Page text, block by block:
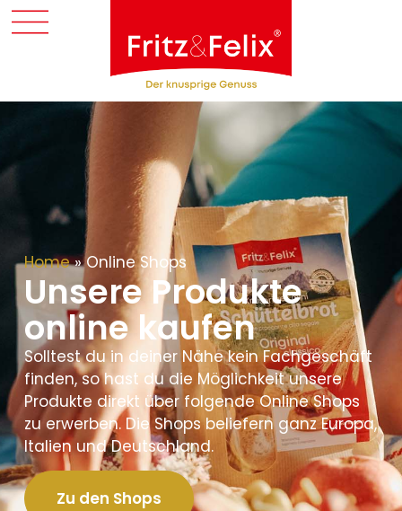
Home»Online Shops
Unsere Produkte
online kaufen
Solltest du in deiner Nähe kein Fachgeschäft
finden, so hast du die Möglichkeit unsere
Produkte direkt über folgende Online Shops
zu erwerben. Die Shops beliefern ganz Europa,
Italien und Deutschland.
Zu den Shops